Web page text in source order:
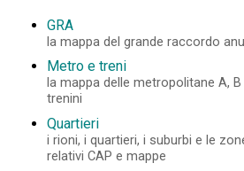
GRA
la mappa del grande raccordo
Metro e treni
la mappa delle metropolitane A,
trenini
Quartieri
i rioni, i quartieri, i suburbi e le
relativi CAP e mappe